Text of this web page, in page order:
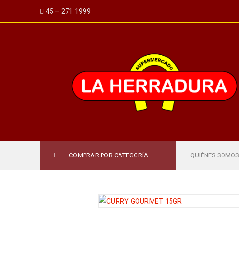
45 – 271 1999
COMPRAR POR CATEGORÍA QUIÉNES SOMOS